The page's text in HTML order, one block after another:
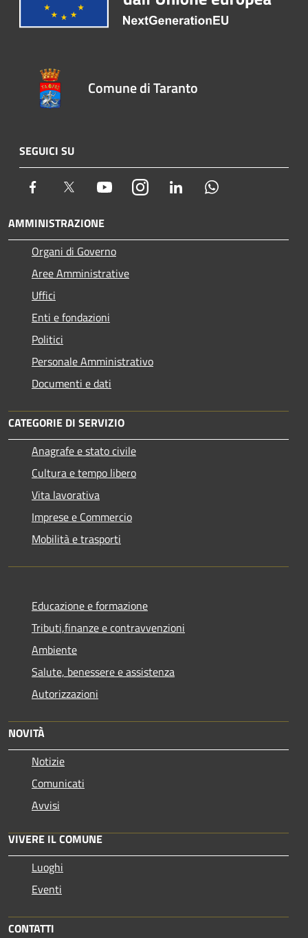
Comune di Taranto
SEGUICI SU
Facebook Twitter YoutubeInstagram LinkedIn
AMMINISTRAZIONE
Organi di Governo
Aree Amministrative
Uffici
Enti e fondazioni
Politici
Personale Amministrativo
Documenti e dati
CATEGORIE DI SERVIZIO
Anagrafe e stato civile
Cultura e tempo libero
Vita lavorativa
Imprese e Commercio
Mobilità e trasporti
Educazione e formazione
Tributi,finanze e contravvenzioni
Ambiente
Salute, benessere e assistenza
Autorizzazioni
NOVITÀ
Notizie
Comunicati
Avvisi
VIVERE IL COMUNE
Luoghi
Eventi
CONTATTI